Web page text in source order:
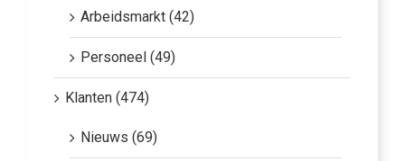
Arbeidsmarkt (42)
Personeel (49)
Klanten (474)
Nieuws (69)